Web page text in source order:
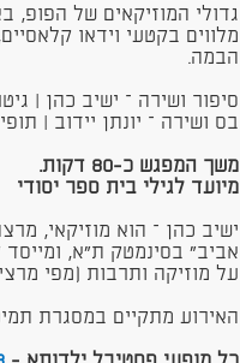
גדולי המוזיקאים של הפופ,
מלווים בקטעי וידאו
הבמה.
סיפור ושירה – ישיב כהן |
בס ושירה – יונתן יידוב |
משך המפגש כ-80 דקות.
מיועד לגילי בית ספר יסודי
ישיב כהן – הוא מוזיקאי,
אביב" בסינמטק ת"א,
על מוזיקה ותרבות (מפי
האירוע מתקיים במסגרת